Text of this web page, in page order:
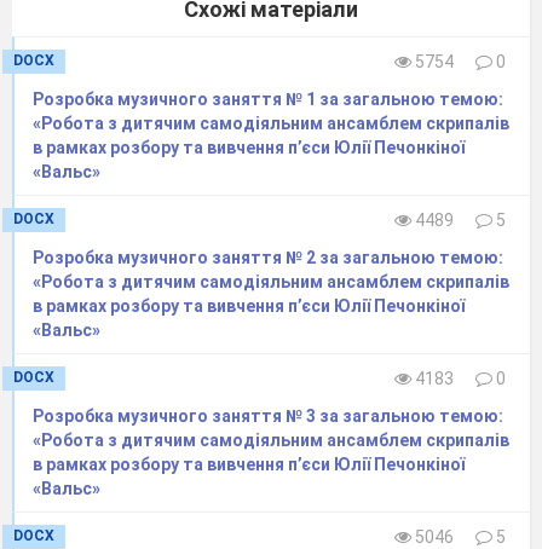
зовнішність, по – різному діє в різних
Ми
будемо працювати з образами казкових
героїв.
IV. Казкова скарбниця
Про які казки ідеться мова ви дізнаєтесь,
загадкової скарбниці. ( Дістаються по
черзі театральні ляльки )
Яка найулюбленіша казка кожного з вас?
друзями своїм улюбленим казковим героєм,
передавши йому свій настрій
VI. Робота з казками
Пригадайте обставини, в яких діють ваші
Схожі матеріали
DOCX 5754
0
Розробка музичного заняття № 1 за загальною темою:
«Робота з дитячим самодіяльним ансамблем скрипалів
в рамках розбору та вивчення п’єси Юлії Печонкіної
«Вальс»
DOCX 4489
5
Розробка музичного заняття № 2 за загальною темою:
«Робота з дитячим самодіяльним ансамблем скрипалів
в рамках розбору та вивчення п’єси Юлії Печонкіної
«Вальс»
DOCX 4183
0
Розробка музичного заняття № 3 за загальною темою:
«Робота з дитячим самодіяльним ансамблем скрипалів
в рамках розбору та вивчення п’єси Юлії Печонкіної
«Вальс»
DOCX 5046
5